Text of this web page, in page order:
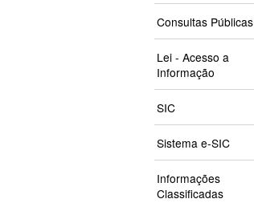
Consultas Públicas
Lei - Acesso a
Informação
SIC
Sistema e-SIC
Informações
Classificadas